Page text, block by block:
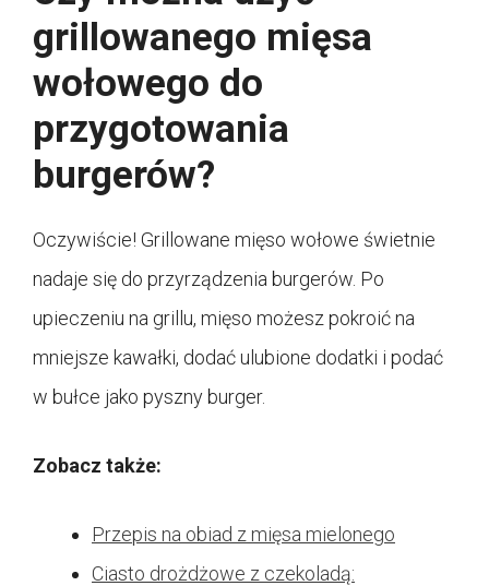
grillowanego mięsa
wołowego do
przygotowania
burgerów?
Oczywiście! Grillowane mięso wołowe świetnie
nadaje się do przyrządzenia burgerów. Po
upieczeniu na grillu, mięso możesz pokroić na
mniejsze kawałki, dodać ulubione dodatki i podać
w bułce jako pyszny burger.
Zobacz także:
Przepis na obiad z mięsa mielonego
Ciasto drożdżowe z czekoladą: